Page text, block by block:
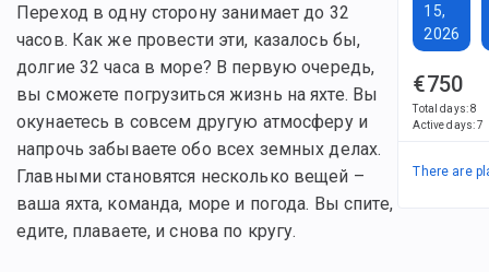
Переход в одну сторону занимает до 32
часов. Как же провести эти, казалось бы,
долгие 32 часа в море? В первую очередь,
вы сможете погрузиться жизнь на яхте. Вы
окунаетесь в совсем другую атмосферу и
напрочь забываете обо всех земных делах.
Главными становятся несколько вещей –
ваша яхта, команда, море и погода. Вы спите,
едите, плаваете, и снова по кругу.
15,
2026
€750
Total days:8
Active days:7
There are